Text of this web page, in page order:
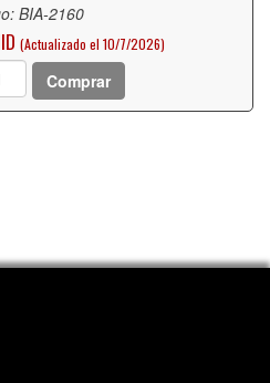
BIA-2160
(Actualizado el 10/7/2026)
Comprar